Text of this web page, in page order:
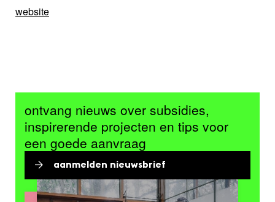
website
ontvang nieuws over subsidies,
inspirerende projecten en tips voor
een goede aanvraag
aanmelden nieuwsbrief